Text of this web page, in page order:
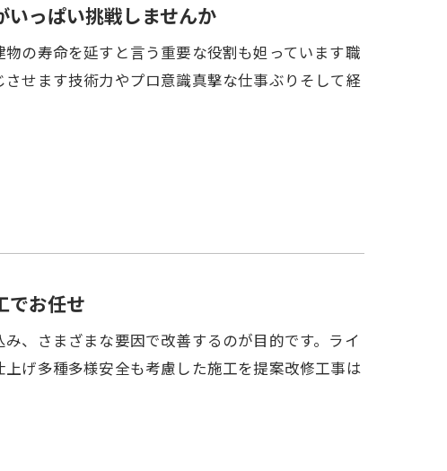
っぱい挑戦しませんか
の寿命を延すと言う重要な役割も妲っています職
せます技術力やプロ意識真撃な仕事ぶりそして経
でお任せ
、さまざまな要因で改善するのが目的です。ライ
げ多種多様安全も考慮した施工を提案改修工事は